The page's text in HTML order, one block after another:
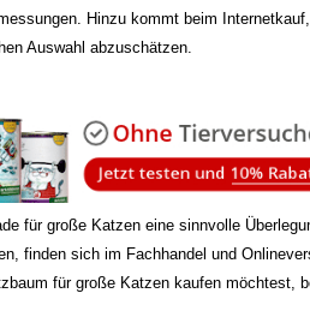
Hinzu kommt beim
Auswahl abzuschätzen.
für große Katzen eine sinnvolle
finden sich im Fachhandel und
für große Katzen kaufen möchtest,